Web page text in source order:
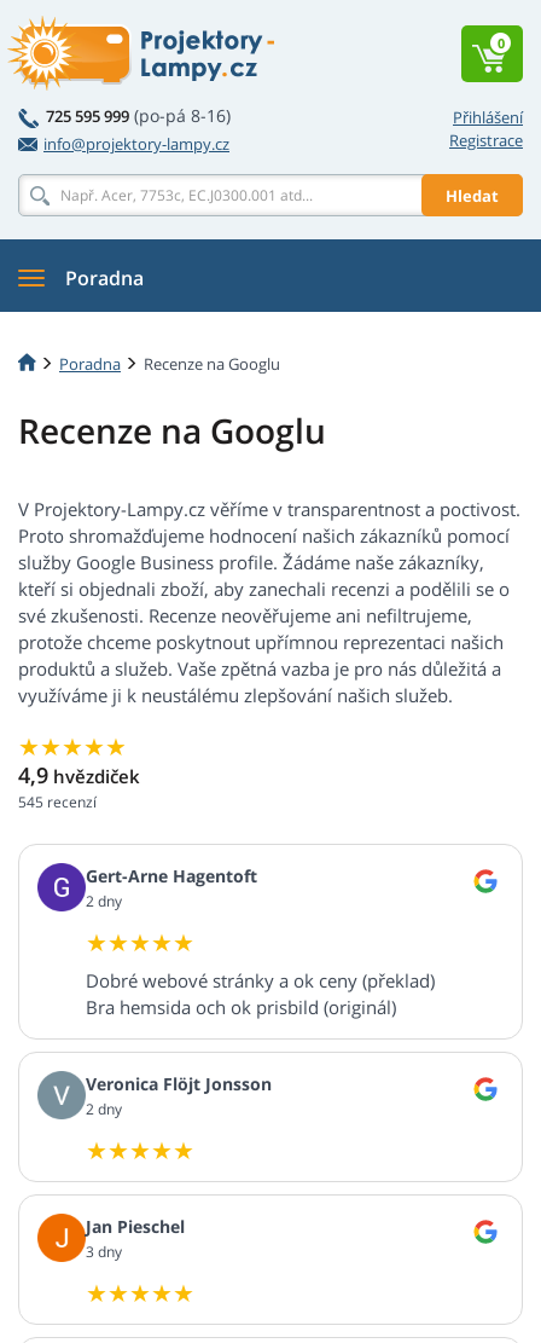
Přihlášení
Registrace
725 595 999 (po-pá 8-16)
info@projektory-lampy.cz
Hledat
0
Poradna
Poradna Recenze na Googlu
Recenze na Googlu
V Projektory-Lampy.cz věříme v transparentnost a poctivost.
Proto shromažďujeme hodnocení našich zákazníků pomocí
služby Google Business profile. Žádáme naše zákazníky,
kteří si objednali zboží, aby zanechali recenzi a podělili se o
své zkušenosti. Recenze neověřujeme ani nefiltrujeme,
protože chceme poskytnout upřímnou reprezentaci našich
produktů a služeb. Vaše zpětná vazba je pro nás důležitá a
využíváme ji k neustálému zlepšování našich služeb.
4,9 hvězdiček
545 recenzí
Gert-Arne Hagentoft
2 dny
Dobré webové stránky a ok ceny (překlad)
Bra hemsida och ok prisbild (originál)
Veronica Flöjt Jonsson
2 dny
Jan Pieschel
3 dny